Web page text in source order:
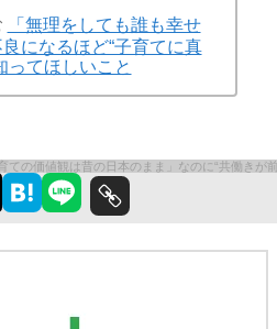
「無理をしても誰も幸せ
になるほど“子育てに真
ってほしいこと
ての価値観は昔の日本のまま」なのに“共働き